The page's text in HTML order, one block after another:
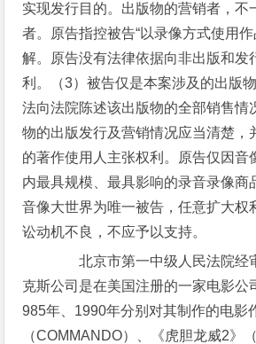
实现发行目的。出版物的营销者，不
者。原告指控被告“以录像方式使用
解。原告没有法律依据向非出版和发
利。（3）被告仅是本案涉及的出版
法向法院陈述该出版物的全部销售情
物的出版发行及营销情况应当清楚，
的著作使用人主张权利。原告仅因音
内最具规模、最具影响的录音录像商
音像大世界为唯一被告，任意扩大权
讼动机不良，不应予以支持。
北京市第一中级人民法院经
克斯公司是在美国注册的一家电影公
985年、1990年分别对其制作的电影
（COMMANDO）、《虎胆龙威2》